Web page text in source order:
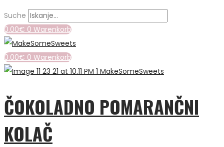
Suche
0.00€ 0 Warenkorb
0.00€ 0 Warenkorb
ČOKOLADNO POMARANČNI
KOLAČ